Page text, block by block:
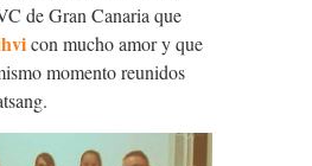
de Gran Canaria que
con mucho amor y que
momento reunidos